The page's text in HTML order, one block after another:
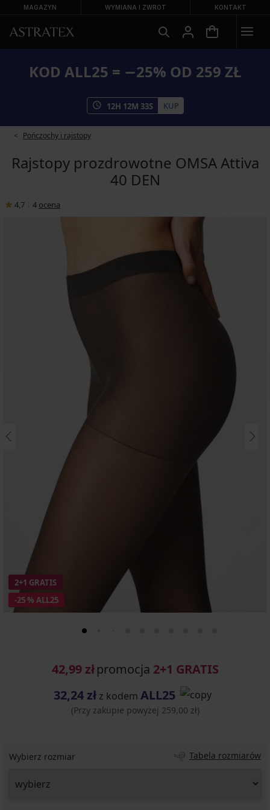
MAGAZYN WYMIANA I ZWROT KONTAKT
KOD ALL25 = −25% OD 259 ZŁ
12H 12M 32S KUP
Pończochy i rajstopy
Rajstopy prozdrowotne OMSA Attiva
40 DEN
4,7 4 ocena
-25 % ALL25
2+1 GRATIS
42,99 zł promocja 2+1 GRATIS
32,24 zł z kodem ALL25
(Przy zakupie powyżej 259,00 zł)
Wybierz rozmiar Tabela rozmiarów